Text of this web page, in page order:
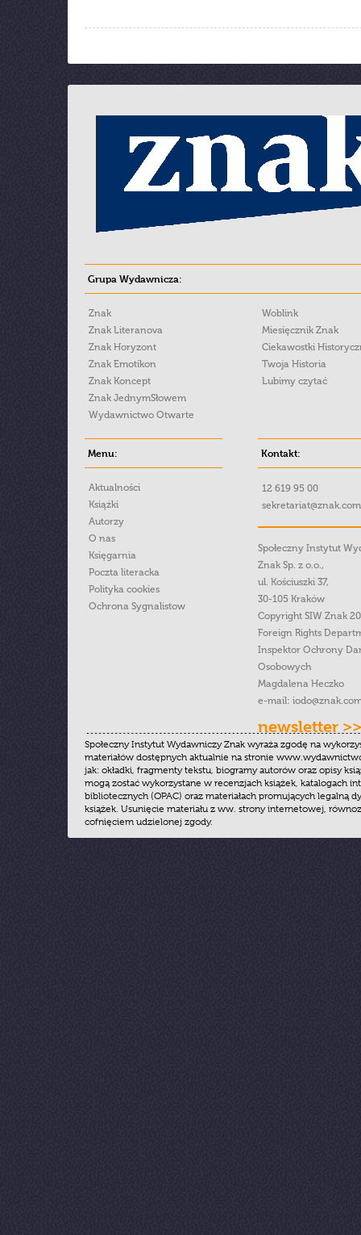
Grupa Wydawnicza:
Znak
Znak Literanova
Znak Horyzont
Znak Emotikon
Znak Koncept
Znak JednymSłowem
Wydawnictwo Otwarte
Woblink
Miesięcznik Znak
Ciekawostki
Twoja Historia
Lubimy czytać
Menu:
Aktualności
Książki
Autorzy
O nas
Księgarnia
Poczta literacka
Polityka cookies
Ochrona Sygnalistow
Kontakt:
12 619 95 00
Społeczny Instytut
Znak Sp. z o.o.,
ul. Kościuszki 37,
30-105 Kraków
Copyright SIW Znak
Foreign Rights
Inspektor Ochrony
Osobowych
Magdalena Heczko
e-mail:
newsletter >>
Społeczny Instytut Wydawniczy Znak wyraża zgodę na
materiałów dostępnych aktualnie na stronie
jak: okładki, fragmenty tekstu, biogramy autorów oraz opisy
mogą zostać wykorzystane w recenzjach książek, katalogach
bibliotecznych (OPAC) oraz materiałach promujących legalną
książek. Usunięcie materiału z ww. strony internetowej,
cofnięciem udzielonej zgody.